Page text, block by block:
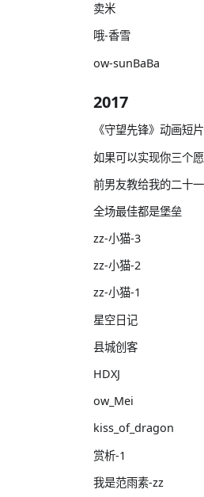
卖米
哦-香雪
ow-sunBaBa
2017
《守望先锋》动画短
如果可以实现你三个愿
前男友教给我的二十
全场最佳都是堡垒
zz-小猫-3
zz-小猫-2
zz-小猫-1
星空日记
县城创客
HDXJ
ow_Mei
kiss_of_dragon
赏析-1
我是范雨素-zz